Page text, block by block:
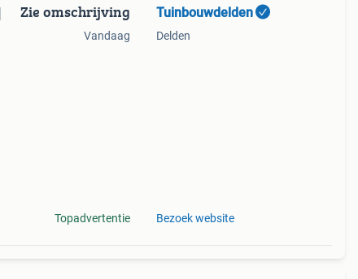
Zie omschrijving
Vandaag
Topadvertentie
Tuinbouwdelden
Delden
Bezoek website